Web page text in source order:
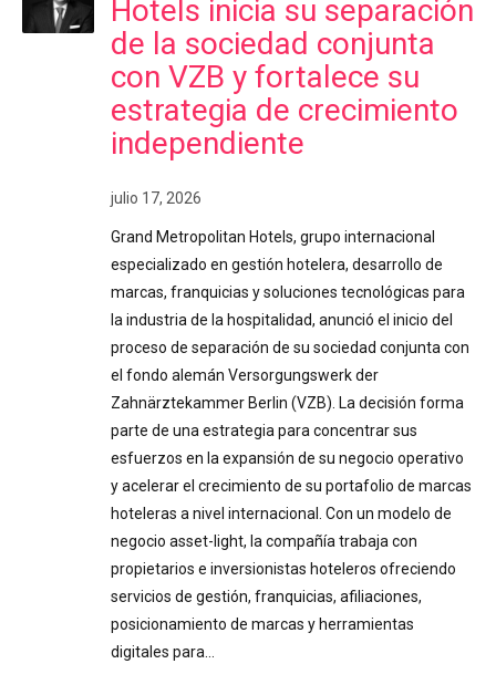
Hotels inicia su separación
de la sociedad conjunta
con VZB y fortalece su
estrategia de crecimiento
independiente
julio 17, 2026
Grand Metropolitan Hotels, grupo internacional
especializado en gestión hotelera, desarrollo de
marcas, franquicias y soluciones tecnológicas para
la industria de la hospitalidad, anunció el inicio del
proceso de separación de su sociedad conjunta con
el fondo alemán Versorgungswerk der
Zahnärztekammer Berlin (VZB). La decisión forma
parte de una estrategia para concentrar sus
esfuerzos en la expansión de su negocio operativo
y acelerar el crecimiento de su portafolio de marcas
hoteleras a nivel internacional. Con un modelo de
negocio asset-light, la compañía trabaja con
propietarios e inversionistas hoteleros ofreciendo
servicios de gestión, franquicias, afiliaciones,
posicionamiento de marcas y herramientas
digitales para…